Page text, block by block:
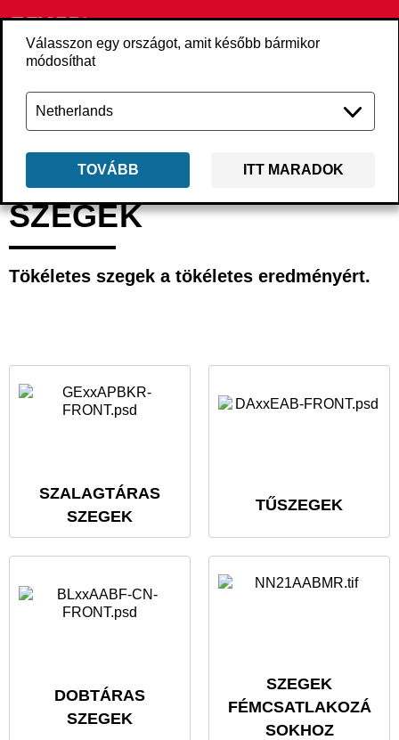
Válasszon egy országot, amit később bármikor
módosíthat
TOVÁBB ITT MARADOK
Vissza Termékek Kötőelemek
SZEGEK
Tökéletes szegek a tökéletes eredményért.
SZALAGTÁRAS
SZEGEK
TŰSZEGEK
DOBTÁRAS
SZEGEK
SZEGEK
FÉMCSATLAKOZÁ
SOKHOZ